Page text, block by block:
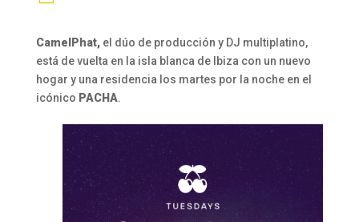
CamelPhat,el dúo de producción y DJ multiplatino,
está de vuelta en la isla blanca de Ibiza con un nuevo
hogar y una residencia los martes por la noche en el
icónico PACHA.